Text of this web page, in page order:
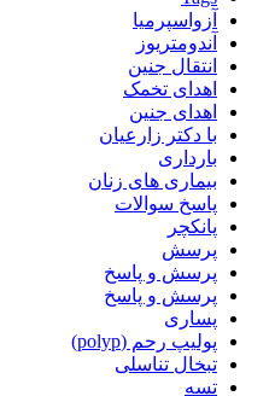
آزواسپرمیا
آندومتریوز
انتقال جنین
اهدای تخمک
اهدای جنین
با دکتر زارعیان
بارداری
بیماری های زنان
پاسخ سوالات
پانکچر
پرسش
پرسش و پاسخ
پرسش و پاسخ
پساری
پولیپ رحم (polyp)
تبخال تناسلی
تسه